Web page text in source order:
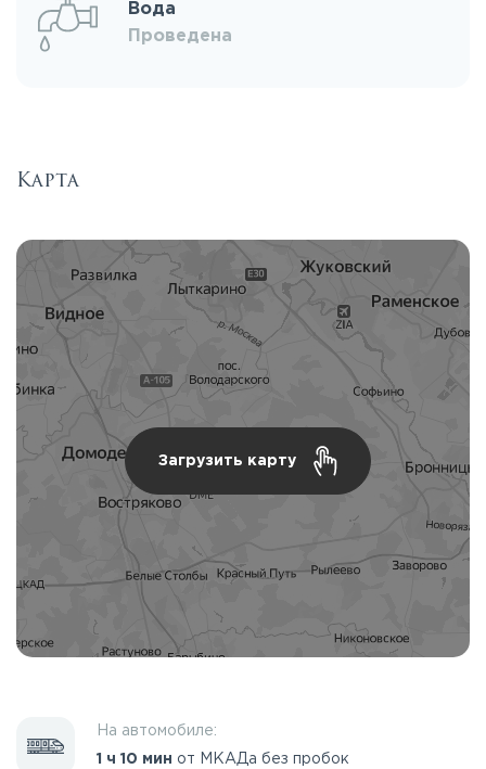
Вода
Проведена
Карта
Загрузить карту
На автомобиле:
1 ч 10 мин от МКАДа без пробок